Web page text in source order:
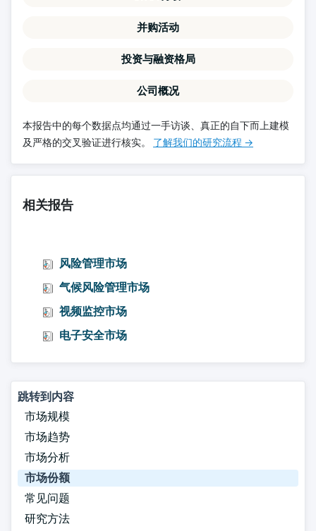
并购活动
投资与融资格局
公司概况
本报告中的每个数据点均通过一手访谈、真正的自下而上建模
及严格的交叉验证进行核实。 了解我们的研究流程 →
相关报告
风险管理市场
气候风险管理市场
视频监控市场
电子安全市场
跳转到内容
市场规模
市场趋势
市场分析
市场份额
常见问题
研究方法